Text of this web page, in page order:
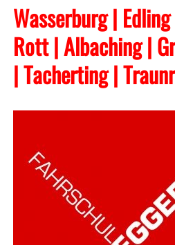
Wasserburg |
Rott | Albaching|
| Tacherting|